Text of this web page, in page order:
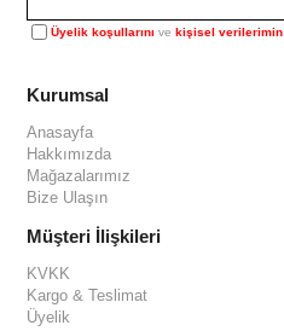
Üyelik koşullarını vekişisel verilerimin
Kurumsal
Anasayfa
Hakkımızda
Mağazalarımız
Bize Ulaşın
Müşteri İlişkileri
KVKK
Kargo & Teslimat
Üyelik